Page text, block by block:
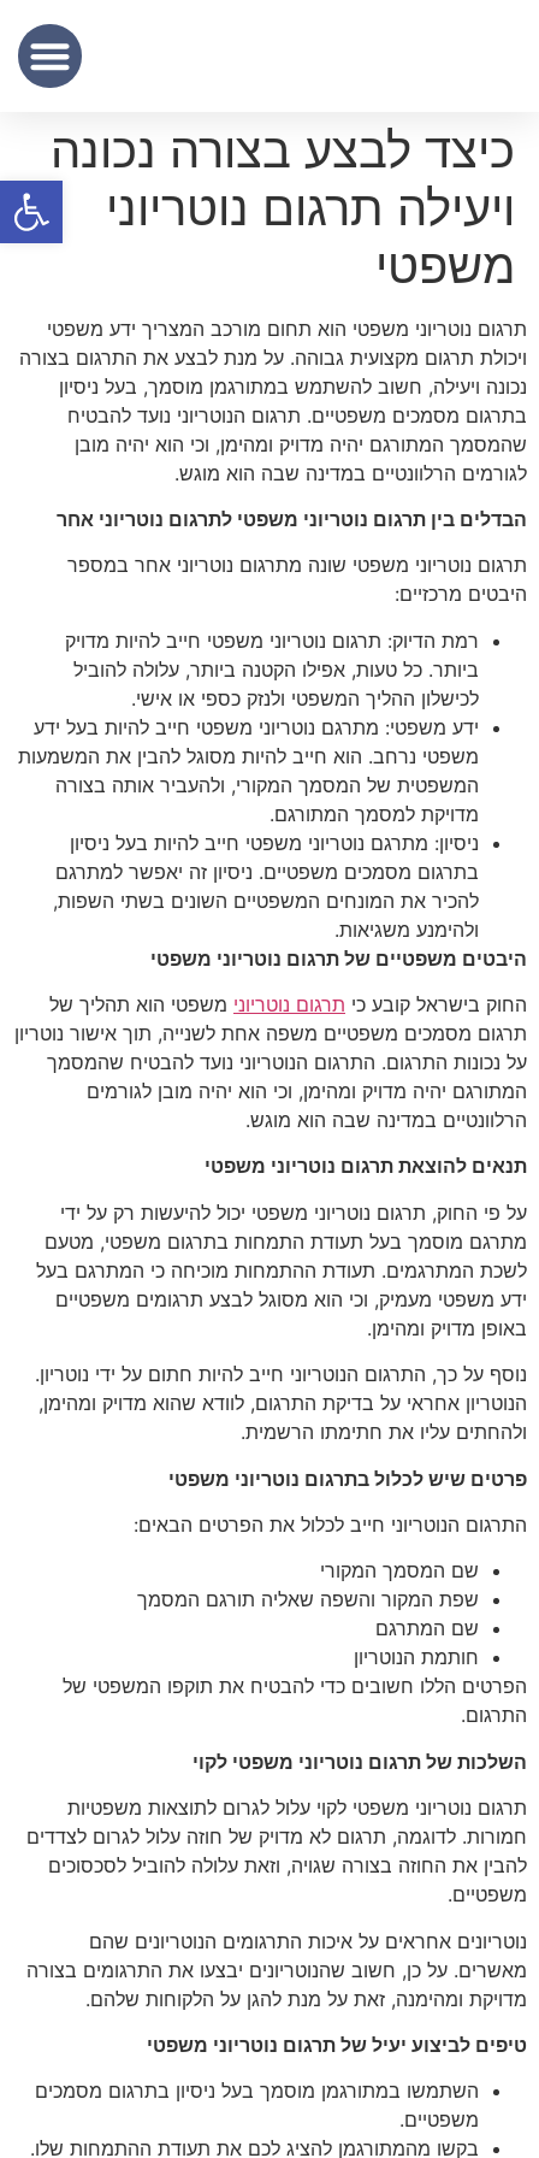
כיצד לבצע בצורה נכונה
ויעילה תרגום נוטריוני
משפטי
תרגום נוטריוני משפטי הוא תחום מורכב המצריך ידע משפטי
ויכולת תרגום מקצועית גבוהה. על מנת לבצע את התרגום בצורה
נכונה ויעילה, חשוב להשתמש במתורגמן מוסמך, בעל ניסיון
בתרגום מסמכים משפטיים. תרגום הנוטריוני נועד להבטיח
שהמסמך המתורגם יהיה מדויק ומהימן, וכי הוא יהיה מובן
לגורמים הרלוונטיים במדינה שבה הוא מוגש.
הבדלים בין תרגום נוטריוני משפטי לתרגום נוטריוני אחר
תרגום נוטריוני משפטי שונה מתרגום נוטריוני אחר במספר
היבטים מרכזיים:
רמת הדיוק: תרגום נוטריוני משפטי חייב להיות מדויק
ביותר. כל טעות, אפילו הקטנה ביותר, עלולה להוביל
לכישלון ההליך המשפטי ולנזק כספי או אישי.
ידע משפטי: מתרגם נוטריוני משפטי חייב להיות בעל ידע
משפטי נרחב. הוא חייב להיות מסוגל להבין את המשמעות
המשפטית של המסמך המקורי, ולהעביר אותה בצורה
מדויקת למסמך המתורגם.
ניסיון: מתרגם נוטריוני משפטי חייב להיות בעל ניסיון
בתרגום מסמכים משפטיים. ניסיון זה יאפשר למתרגם
להכיר את המונחים המשפטיים השונים בשתי השפות,
ולהימנע משגיאות.
היבטים משפטיים של תרגום נוטריוני משפטי
החוק בישראל קובע כי תרגום נוטריוני משפטי הוא תהליך של
תרגום מסמכים משפטיים משפה אחת לשנייה, תוך אישור נוטריון
על נכונות התרגום. התרגום הנוטריוני נועד להבטיח שהמסמך
המתורגם יהיה מדויק ומהימן, וכי הוא יהיה מובן לגורמים
הרלוונטיים במדינה שבה הוא מוגש.
תנאים להוצאת תרגום נוטריוני משפטי
על פי החוק, תרגום נוטריוני משפטי יכול להיעשות רק על ידי
מתרגם מוסמך בעל תעודת התמחות בתרגום משפטי, מטעם
לשכת המתרגמים. תעודת ההתמחות מוכיחה כי המתרגם בעל
ידע משפטי מעמיק, וכי הוא מסוגל לבצע תרגומים משפטיים
באופן מדויק ומהימן.
נוסף על כך, התרגום הנוטריוני חייב להיות חתום על ידי נוטריון.
הנוטריון אחראי על בדיקת התרגום, לוודא שהוא מדויק ומהימן,
ולהחתים עליו את חתימתו הרשמית.
פרטים שיש לכלול בתרגום נוטריוני משפטי
התרגום הנוטריוני חייב לכלול את הפרטים הבאים:
שם המסמך המקורי
שפת המקור והשפה שאליה תורגם המסמך
שם המתרגם
חותמת הנוטריון
הפרטים הללו חשובים כדי להבטיח את תוקפו המשפטי של
התרגום.
השלכות של תרגום נוטריוני משפטי לקוי
תרגום נוטריוני משפטי לקוי עלול לגרום לתוצאות משפטיות
חמורות. לדוגמה, תרגום לא מדויק של חוזה עלול לגרום לצדדים
להבין את החוזה בצורה שגויה, וזאת עלולה להוביל לסכסוכים
משפטיים.
נוטריונים אחראים על איכות התרגומים הנוטריונים שהם
מאשרים. על כן, חשוב שהנוטריונים יבצעו את התרגומים בצורה
מדויקת ומהימנה, זאת על מנת להגן על הלקוחות שלהם.
טיפים לביצוע יעיל של תרגום נוטריוני משפטי
השתמשו במתורגמן מוסמך בעל ניסיון בתרגום מסמכים
משפטיים.
בקשו מהמתורגמן להציג לכם את תעודת ההתמחות שלו.
פתח